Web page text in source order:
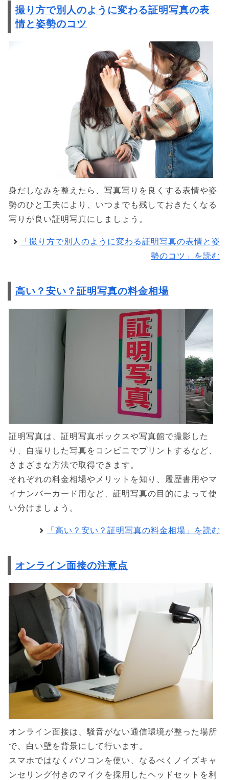
撮り方で別人のように変わる証明写真の表
情と姿勢のコツ
身だしなみを整えたら、写真写りを良くする表情や姿
勢のひと工夫により、いつまでも残しておきたくなる
写りが良い証明写真にしましょう。
「撮り方で別人のように変わる証明写真の表情と姿
勢のコツ」を読む
高い？安い？証明写真の料金相場
証明写真は、証明写真ボックスや写真館で撮影した
り、自撮りした写真をコンビニでプリントするなど、
さまざまな方法で取得できます。
それぞれの料金相場やメリットを知り、履歴書用やマ
イナンバーカード用など、証明写真の目的によって使
い分けましょう。
「高い？安い？証明写真の料金相場」を読む
オンライン面接の注意点
オンライン面接は、騒音がない通信環境が整った場所
で、白い壁を背景にして行います。
スマホではなくパソコンを使い、なるべくノイズキャ
ンセリング付きのマイクを採用したヘッドセットを利